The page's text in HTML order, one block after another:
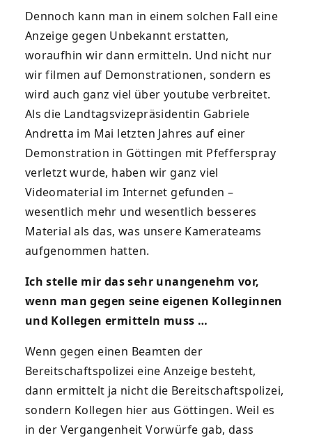
Dennoch kann man in einem solchen Fall eine
Anzeige gegen Unbekannt erstatten,
woraufhin wir dann ermitteln. Und nicht nur
wir filmen auf Demonstrationen, sondern es
wird auch ganz viel über youtube verbreitet.
Als die Landtagsvizepräsidentin Gabriele
Andretta im Mai letzten Jahres auf einer
Demonstration in Göttingen mit Pfefferspray
verletzt wurde, haben wir ganz viel
Videomaterial im Internet gefunden –
wesentlich mehr und wesentlich besseres
Material als das, was unsere Kamerateams
aufgenommen hatten.
Ich stelle mir das sehr unangenehm vor,
wenn man gegen seine eigenen Kolleginnen
und Kollegen ermitteln muss …
Wenn gegen einen Beamten der
Bereitschaftspolizei eine Anzeige besteht,
dann ermittelt ja nicht die Bereitschaftspolizei,
sondern Kollegen hier aus Göttingen. Weil es
in der Vergangenheit Vorwürfe gab, dass